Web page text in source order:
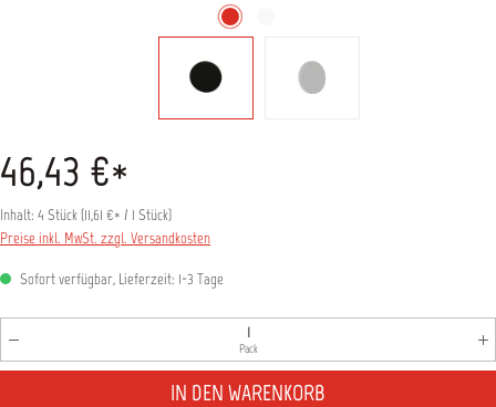
46,43 €*
Inhalt: 4 Stück (11,61 €* / 1 Stück)
Preise inkl. MwSt. zzgl. Versandkosten
Sofort verfügbar, Lieferzeit: 1-3 Tage
Produkt Anzahl: Gib den gewünschten Wert ein oder
Pack
IN DEN WARENKORB